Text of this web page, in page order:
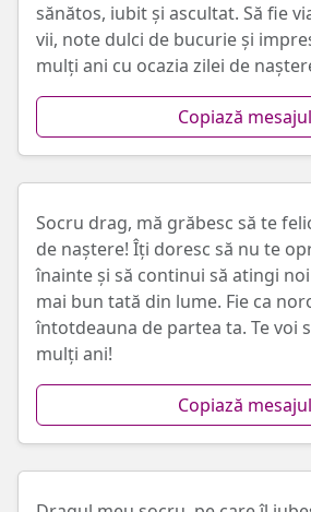
sănătos, iubit și ascultat. Să fie
vii, note dulci de bucurie și
mulți ani cu ocazia zilei de
Copiază mesajul
Socru drag, mă grăbesc să te
de naștere! Îți doresc să nu te
înainte și să continui să atingi
mai bun tată din lume. Fie ca
întotdeauna de partea ta. Te voi
mulți ani!
Copiază mesajul